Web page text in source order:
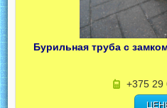
Бурильная труба с
+375 29